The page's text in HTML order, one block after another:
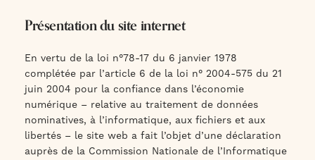
Présentation du site internet
En vertu de la loi n°78-17 du 6 janvier 1978
complétée par l’article 6 de la loi n° 2004-575 du 21
juin 2004 pour la confiance dans l’économie
numérique – relative au traitement de données
nominatives, à l’informatique, aux fichiers et aux
libertés – le site web a fait l’objet d’une déclaration
auprès de la Commission Nationale de l’Informatique